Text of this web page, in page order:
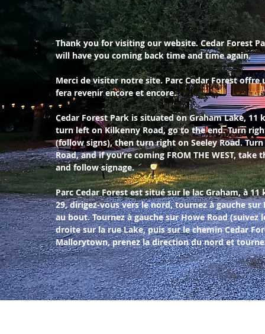
Thank you for visiting our website. Cedar Forest
will have you coming back time and time again.
Merci de visiter notre site. Parc Cedar Forest
fera revenir encore et encore.
Cedar Forest Park is situated on Graham Lake,
turn left on Kilkenny Road, go to the end. Turn
(follow signs), then turn right on Seeley Road.
Road, and if you’re coming FROM THE WEST,
and follow signage.
Parc Cedar Forest est situé sur le lac Graham, à
29, dirigez-vous vers le nord, tournez à gauche
au bout. Tournez à gauche sur Howe Road
droite sur la rue Lake, puis sur le chemin Cedar
Mallorytown, prenez la direction du nord et